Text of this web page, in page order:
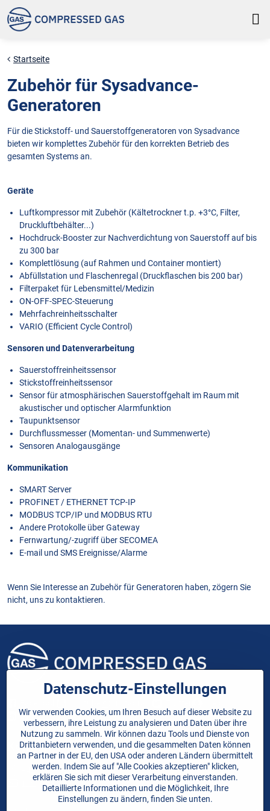
Startseite
Zubehör für Sysadvance-
Generatoren
Für die Stickstoff- und Sauerstoffgeneratoren von Sysadvance
bieten wir komplettes Zubehör für den korrekten Betrieb des
gesamten Systems an.
Geräte
Luftkompressor mit Zubehör (Kältetrockner t.p. +3°C, Filter,
Druckluftbehälter...)
Hochdruck-Booster zur Nachverdichtung von Sauerstoff auf bis
zu 300 bar
Komplettlösung (auf Rahmen und Container montiert)
Abfüllstation und Flaschenregal (Druckflaschen bis 200 bar)
Filterpaket für Lebensmittel/Medizin
ON-OFF-SPEC-Steuerung
Mehrfachreinheitsschalter
VARIO (Efficient Cycle Control)
Sensoren und Datenverarbeitung
Sauerstoffreinheitssensor
Stickstoffreinheitssensor
Sensor für atmosphärischen Sauerstoffgehalt im Raum mit
akustischer und optischer Alarmfunktion
Taupunktsensor
Durchflussmesser (Momentan- und Summenwerte)
Sensoren Analogausgänge
Kommunikation
SMART Server
PROFINET / ETHERNET TCP-IP
MODBUS TCP/IP und MODBUS RTU
Andere Protokolle über Gateway
Fernwartung/-zugriff über SECOMEA
E-mail und SMS Ereignisse/Alarme
Wenn Sie Interesse an Zubehör für Generatoren haben, zögern Sie
nicht, uns zu kontaktieren.
LinkedIn
Kontakt
+421 908 528 437
info@compressedgas.at
Datenschutz-Einstellungen
Wir verwenden Cookies, um Ihren Besuch auf dieser Website zu
verbessern, ihre Leistung zu analysieren und Daten über ihre
Nutzung zu sammeln. Wir können dazu Tools und Dienste von
Drittanbietern verwenden, und die gesammelten Daten können
an Partner in der EU, den USA oder anderen Ländern übermittelt
werden. Indem Sie auf "Alle Cookies akzeptieren" klicken,
erklären Sie sich mit dieser Verarbeitung einverstanden.
Detaillierte Informationen und die Möglichkeit, Ihre
Einstellungen zu ändern, finden Sie unten.